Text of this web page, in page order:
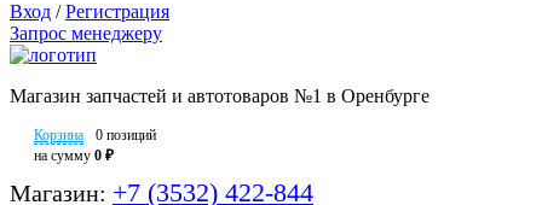
Вход / Регистрация
Запрос менеджеру
Магазин запчастей и автотоваров №1 в Оренбурге
Корзина
0 позиций
на сумму 0 ₽
Магазин: +7 (3532) 422-844